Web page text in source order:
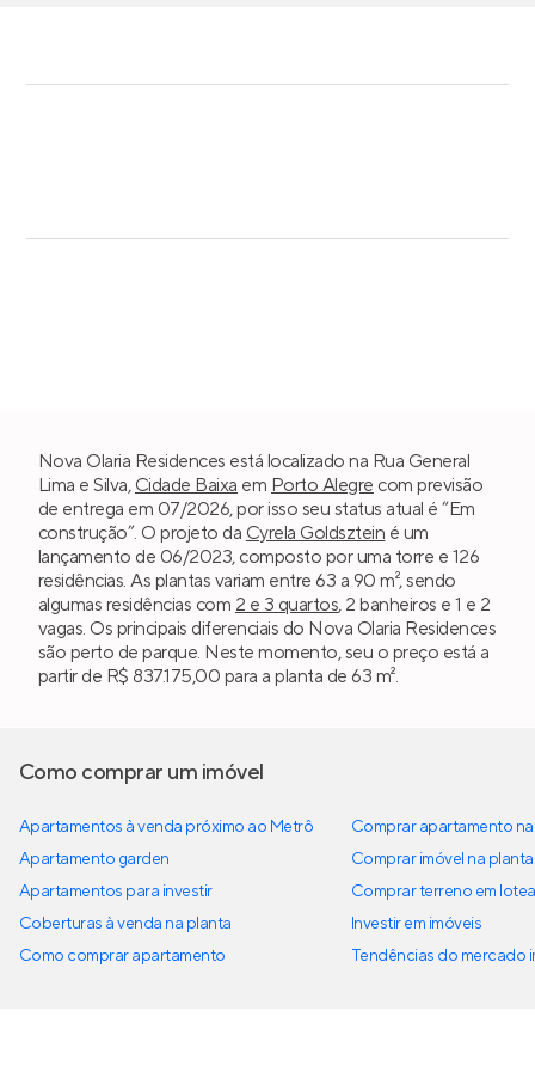
Nova Olaria Residences está localizado na Rua General
Lima e Silva, Cidade Baixa em Porto Alegre com previsão
de entrega em 07/2026, por isso seu status atual é “Em
construção”. O projeto da Cyrela Goldsztein é um
lançamento de 06/2023, composto por uma torre e 126
residências. As plantas variam entre 63 a 90 m², sendo
algumas residências com 2 e 3 quartos, 2 banheiros e 1 e 2
vagas. Os principais diferenciais do Nova Olaria Residences
são perto de parque. Neste momento, seu o preço está a
partir de R$ 837.175,00 para a planta de 63 m².
Como comprar um imóvel
Apartamentos à venda próximo ao Metrô
Apartamento garden
Apartamentos para investir
Coberturas à venda na planta
Como comprar apartamento
Comprar apartamento
Comprar imóvel na planta
Comprar terreno em
Investir em imóveis
Tendências do mercado